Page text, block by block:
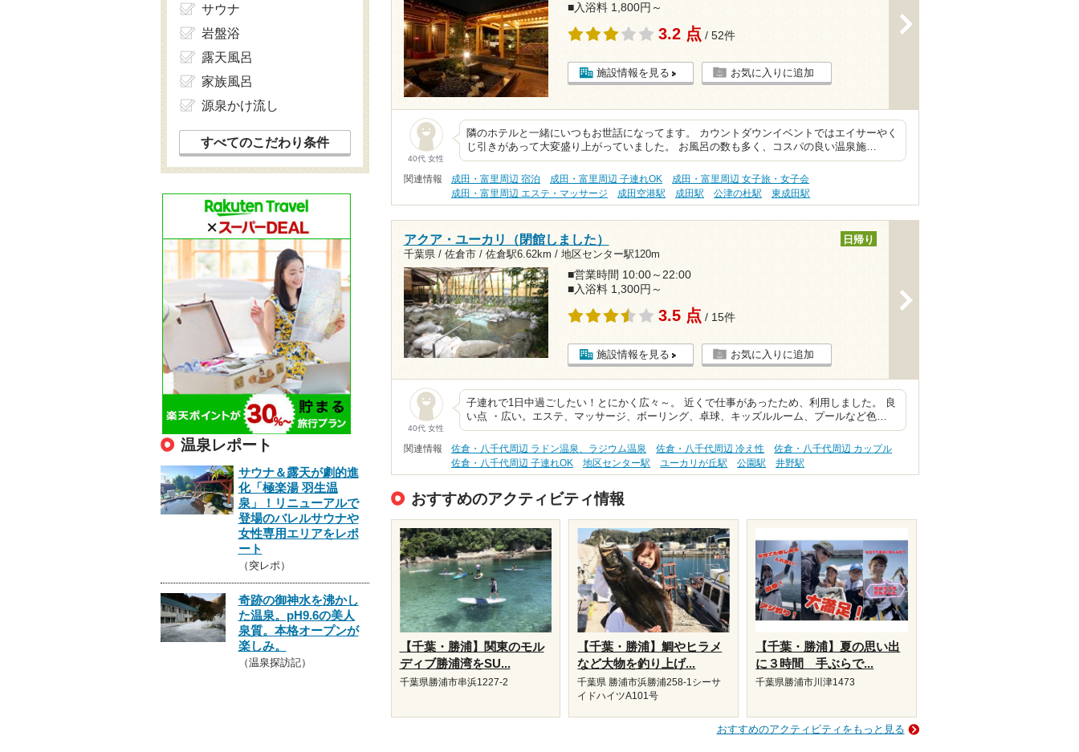
■入浴料 1,800円～
3.2 点 / 52件
施設情報を見る お気に入りに追加
40代 女性
隣のホテルと一緒にいつもお世話になってます。 カウントダウンイベントではエイサーやく
じ引きがあって大変盛り上がっていました。 お風呂の数も多く、コスパの良い温泉施…
関連情報 成田・富里周辺 宿泊 成田・富里周辺 子連れOK
成田・富里周辺 女子旅・女子会
成田・富里周辺 エステ・マッサージ
成田空港駅 成田駅 公津の杜駅 東成田駅
アクア・ユーカリ（閉館しました）
千葉県 / 佐倉市 / 佐倉駅6.62km / 地区センター駅120m
日帰り
■営業時間 10:00～22:00
■入浴料 1,300円～
3.5 点 / 15件
施設情報を見る お気に入りに追加
40代 女性
子連れで1日中過ごしたい！とにかく広々～。 近くで仕事があったため、利用しました。 良
い点 ・広い。エステ、マッサージ、ボーリング、卓球、キッズルルーム、プールなど色…
関連情報 佐倉・八千代周辺 ラドン温泉、ラジウム温泉 佐倉・八千代周辺 冷え性
佐倉・八千代周辺 カップル
佐倉・八千代周辺 子連れOK
地区センター駅 ユーカリが丘駅 公園駅 井野駅
おすすめのアクティビティ情報
【千葉・勝浦】関東のモル
ディブ勝浦湾をSU...
千葉県勝浦市串浜1227-2
【千葉・勝浦】鯛やヒラメ
など大物を釣り上げ...
千葉県 勝浦市浜勝浦258-1シーサ
イドハイツA101号
【千葉・勝浦】夏の思い出
に３時間 手ぶらで...
千葉県勝浦市川津1473
おすすめのアクティビティをもっと見る
サウナ
岩盤浴
露天風呂
家族風呂
源泉かけ流し
すべてのこだわり条件
温泉レポート
サウナ＆露天が劇的進
化「極楽湯 羽生温
泉」！リニューアルで
登場のバレルサウナや
女性専用エリアをレポ
ート
（突レポ）
奇跡の御神水を沸かし
た温泉。pH9.6の美人
泉質。本格オープンが
楽しみ。
（温泉探訪記）